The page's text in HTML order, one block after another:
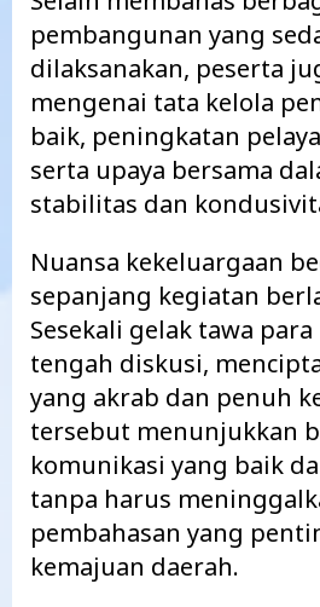
pembangunan yang
dilaksanakan, peserta
mengenai tata kelola
baik, peningkatan
serta upaya bersama
stabilitas dan
Nuansa kekeluargaan
sepanjang kegiatan
Sesekali gelak tawa
tengah diskusi,
yang akrab dan penuh
tersebut menunjukkan
komunikasi yang baik
tanpa harus
pembahasan yang
kemajuan daerah.